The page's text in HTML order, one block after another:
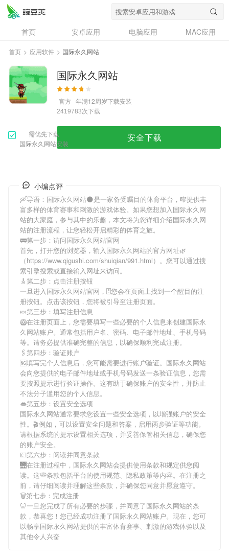
首页 安卓应用 电脑应用
MAC应用
资讯
专题
问答
首页 > 应用软件 > 国际永久网站
国际永久网站
官方 年满12周岁下载安装
2419783次下载
需优先下载
国际永久网站安装
安全下载
小编点评
🛶导语： 国际永久网站🌑是一家备受瞩目的体育平台，🎼提供丰
富多样的体育赛事和刺激的游戏体验。如果您想加入国际永久网
站的大家庭，参与其中的乐趣，本文将为您详细介绍国际永久网
站的注册流程，让您轻松开启精彩的体育之旅。
🚃第一步：访问国际永久网站官网
首先，打开您的浏览器，输入国际永久网站的官方网址🌿
（https://www.qigushi.com/shuiqian/991.html）。您可以通过搜
索引擎搜索或直接输入网址来访问。
🎸第二步：点击注册按钮
一旦进入国际永久网站官网，🗄您会在页面上找到一个醒目的注
册按钮。点击该按钮，您将被引导至注册页面。
🍬第三步：填写注册信息
🥝在注册页面上，您需要填写一些必要的个人信息来创建国际永
久网站账户。通常包括用户名、密码、电子邮件地址、手机号码
等。请务必提供准确完整的信息，以确保顺利完成注册。
🖇第四步：验证账户
🆖填写完个人信息后，您可能需要进行账户验证。 国际永久网站
会向您提供的电子邮件地址或手机号码发送一条验证信息，您需
要按照提示进行验证操作。这有助于确保账户的安全性，并防止
不法分子滥用您的个人信息。
👄第五步：设置安全选项
国际永久网站通常要求您设置一些安全选项，以增强账户的安全
性。🎬例如，可以设置安全问题和答案，启用两步验证等功能。
请根据系统的提示设置相关选项，并妥善保管相关信息，确保您
的账户安全。
💷第六步：阅读并同意条款
🌉在注册过程中， 国际永久网站会提供使用条款和规定供您阅
读。这些条款包括平台的使用规范、隐私政策等内容。在注册之
前，请仔细阅读并理解这些条款，并确保您同意并愿意遵守。
🗑第七步：完成注册
🦷一旦您完成了所有必要的步骤，并同意了国际永久网站的条
款，恭喜您！您已经成功注册了国际永久网站账户。现在，您可
以畅享国际永久网站提供的丰富体育赛事、刺激的游戏体验以及
其他令人兴奋